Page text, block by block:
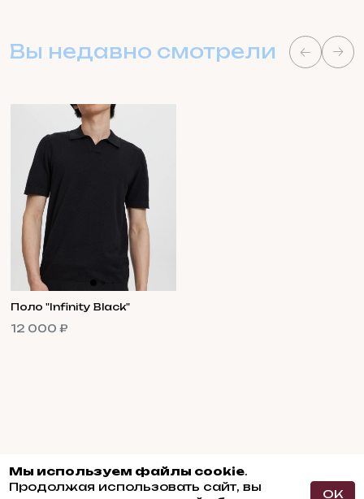
Вы недавно смотрели
Поло "Infinity Black"
12 000 ₽
Мы используем файлы cookie.
Продолжая использовать сайт, вы
OK